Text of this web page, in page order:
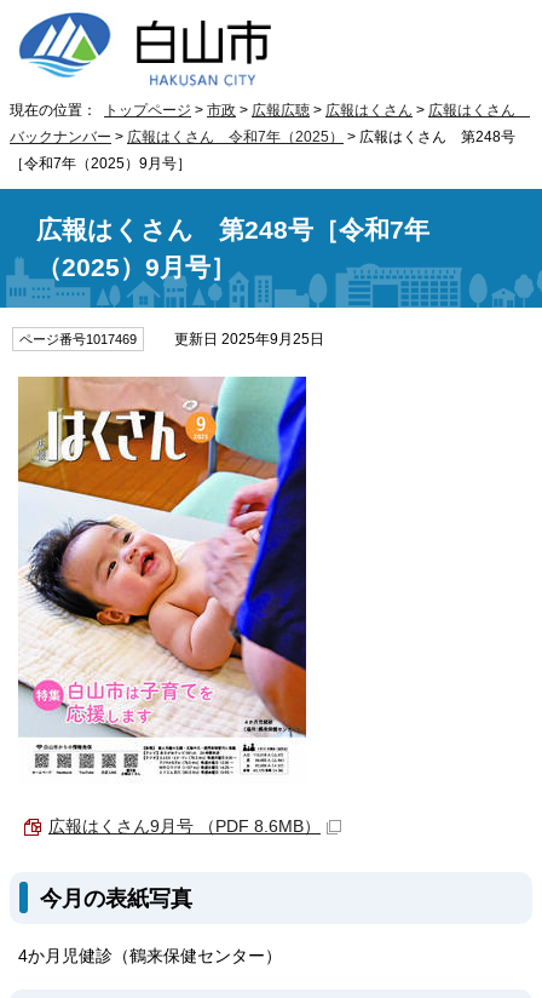
現在の位置： トップページ > 市政 > 広報広聴 > 広報はくさん > 広報はくさん
バックナンバー > 広報はくさん 令和7年（2025）
> 広報はくさん 第248号
［令和7年（2025）9月号］
広報はくさん 第248号［令和7年
（2025）9月号］
ページ番号1017469 更新日 2025年9月25日
広報はくさん9月号 （PDF 8.6MB）
今月の表紙写真
4か月児健診（鶴来保健センター）